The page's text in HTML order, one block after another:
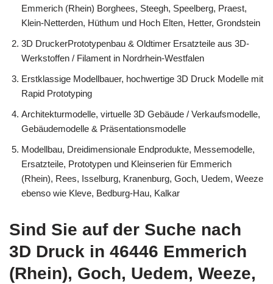
Emmerich (Rhein) Borghees, Steegh, Speelberg, Praest,
Klein-Netterden, Hüthum und Hoch Elten, Hetter, Grondstein
3D DruckerPrototypenbau & Oldtimer Ersatzteile aus 3D-
Werkstoffen / Filament in Nordrhein-Westfalen
Erstklassige Modellbauer, hochwertige 3D Druck Modelle mit
Rapid Prototyping
Architekturmodelle, virtuelle 3D Gebäude / Verkaufsmodelle,
Gebäudemodelle & Präsentationsmodelle
Modellbau, Dreidimensionale Endprodukte, Messemodelle,
Ersatzteile, Prototypen und Kleinserien für Emmerich
(Rhein), Rees, Isselburg, Kranenburg, Goch, Uedem, Weeze
ebenso wie Kleve, Bedburg-Hau, Kalkar
Sind Sie auf der Suche nach
3D Druck in 46446 Emmerich
(Rhein), Goch, Uedem, Weeze,